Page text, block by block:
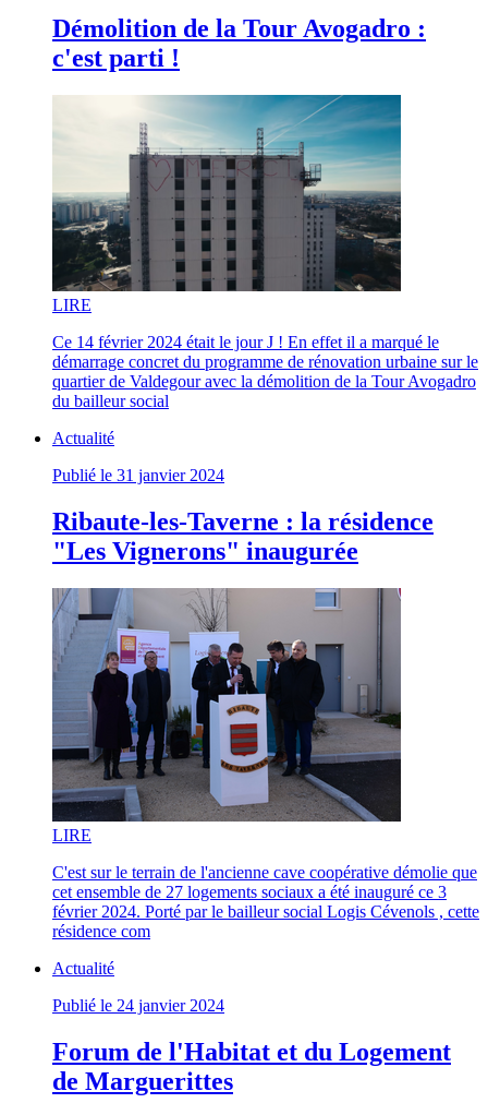
Démolition de la Tour Avogadro :
c'est parti !
LIRE
Ce 14 février 2024 était le jour J ! En effet il a marqué le
démarrage concret du programme de rénovation urbaine sur le
quartier de Valdegour avec la démolition de la Tour Avogadro
du bailleur social
Actualité
Publié le 31 janvier 2024
Ribaute-les-Taverne : la résidence
"Les Vignerons" inaugurée
LIRE
C'est sur le terrain de l'ancienne cave coopérative démolie que
cet ensemble de 27 logements sociaux a été inauguré ce 3
février 2024. Porté par le bailleur social Logis Cévenols , cette
résidence com
Actualité
Publié le 24 janvier 2024
Forum de l'Habitat et du Logement
de Marguerittes